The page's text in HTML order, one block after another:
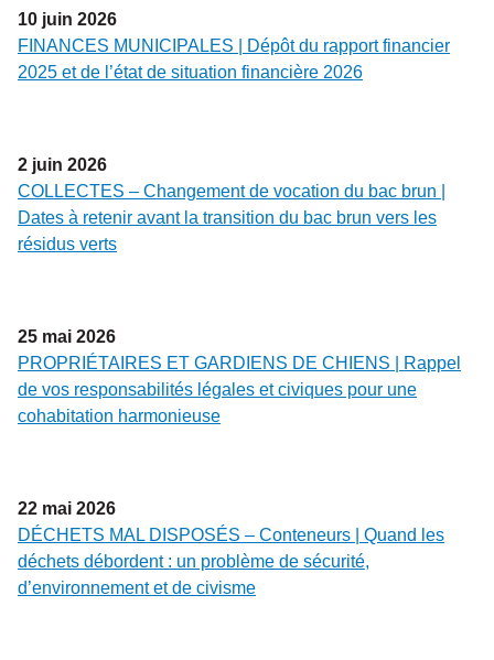
10 juin 2026
FINANCES MUNICIPALES | Dépôt du rapport financier
2025 et de l’état de situation financière 2026
2 juin 2026
COLLECTES – Changement de vocation du bac brun |
Dates à retenir avant la transition du bac brun vers les
résidus verts
25 mai 2026
PROPRIÉTAIRES ET GARDIENS DE CHIENS | Rappel
de vos responsabilités légales et civiques pour une
cohabitation harmonieuse
22 mai 2026
DÉCHETS MAL DISPOSÉS – Conteneurs | Quand les
déchets débordent : un problème de sécurité,
d’environnement et de civisme